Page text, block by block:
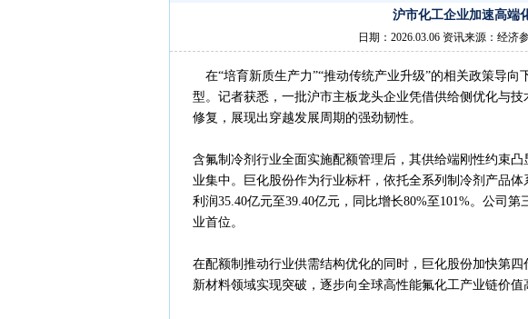
沪市化工企业加速高端
日期：2026.03.06 资讯来源：经济
在“培育新质生产力”“推动传统产业升级”的相关政策导
型。记者获悉，一批沪市主板龙头企业凭借供给侧优化与
修复，展现出穿越发展周期的强劲韧性。
含氟制冷剂行业全面实施配额管理后，其供给端刚性约束
业集中。巨化股份作为行业标杆，依托全系列制冷剂产品
利润35.40亿元至39.40亿元，同比增长80%至101%。公司
业首位。
在配额制推动行业供需结构优化的同时，巨化股份加快第
新材料领域实现突破，逐步向全球高性能氟化工产业链价值